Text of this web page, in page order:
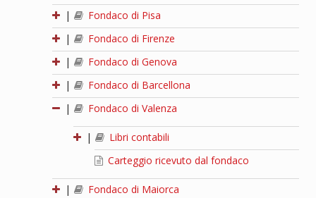
|
Fondaco di Pisa
|
Fondaco di Firenze
|
Fondaco di Genova
|
Fondaco di Barcellona
|
Fondaco di Valenza
|
Libri contabili
Carteggio ricevuto dal fondaco
|
Fondaco di Maiorca